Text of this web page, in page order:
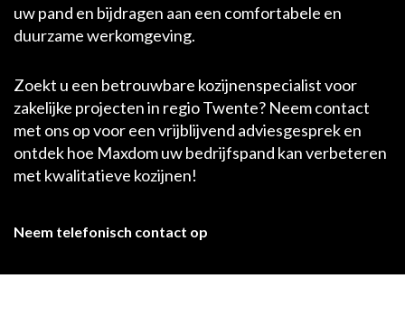
uw pand en bijdragen aan een comfortabele en
duurzame werkomgeving.
Zoekt u een betrouwbare kozijnenspecialist voor
zakelijke projecten in regio Twente? Neem contact
met ons op voor een vrijblijvend adviesgesprek en
ontdek hoe Maxdom uw bedrijfspand kan verbeteren
met kwalitatieve kozijnen!
Neem telefonisch contact op